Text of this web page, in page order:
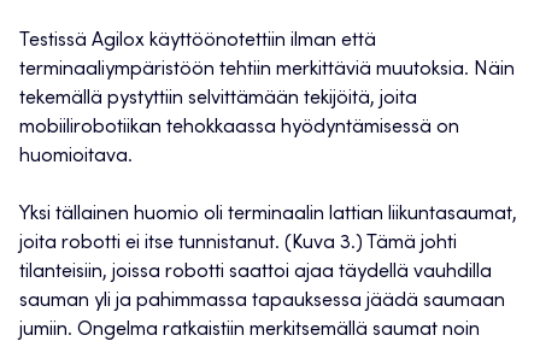
Testissä Agilox käyttöönotettiin ilman että
terminaaliympäristöön tehtiin merkittäviä muutoksia. Näin
tekemällä pystyttiin selvittämään tekijöitä, joita
mobiilirobotiikan tehokkaassa hyödyntämisessä on
huomioitava.
Yksi tällainen huomio oli terminaalin lattian liikuntasaumat,
joita robotti ei itse tunnistanut. (Kuva 3.) Tämä johti
tilanteisiin, joissa robotti saattoi ajaa täydellä vauhdilla
sauman yli ja pahimmassa tapauksessa jäädä saumaan
jumiin. Ongelma ratkaistiin merkitsemällä saumat noin